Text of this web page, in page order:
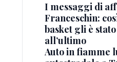
I messaggi di
Franceschin:
basket gli è
all’ultimo
Auto in fiamme